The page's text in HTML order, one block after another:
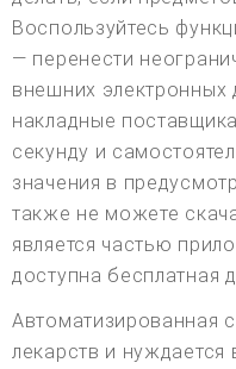
Воспользуйтесь
— перенести
внешних электронных
накладные
секунду и
значения в
также не можете
является частью
доступна бесплатная
Автоматизированная
лекарств и нуждается